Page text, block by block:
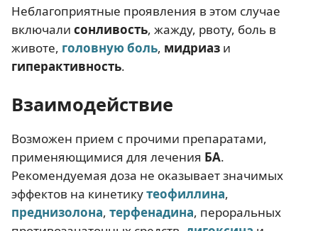
Неблагоприятные проявления в этом случае
включали сонливость, жажду, рвоту, боль в
животе, головную боль, мидриаз и
гиперактивность.
Взаимодействие
Возможен прием с прочими препаратами,
применяющимися для лечения БА.
Рекомендуемая доза не оказывает значимых
эффектов на кинетикутеофиллина,
преднизолона, терфенадина, пероральных